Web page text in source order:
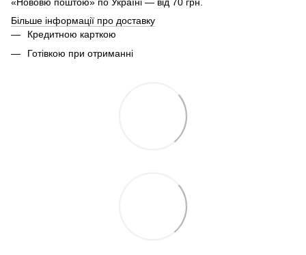
Більше інформації про доставку
Кредитною карткою
Готівкою при отриманні